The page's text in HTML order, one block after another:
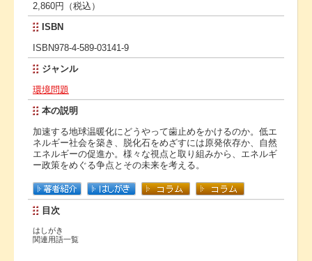
2,860円（税込）
ISBN
ISBN978-4-589-03141-9
ジャンル
環境問題
本の説明
加速する地球温暖化にどうやって歯止めをかけるのか。低エ
ネルギー社会を築き、脱化石をめざすには原発依存か、自然
エネルギーの促進か。様々な視点と取り組みから、エネルギ
ー政策をめぐる争点とその未来を考える。
目次
はしがき
関連用語一覧